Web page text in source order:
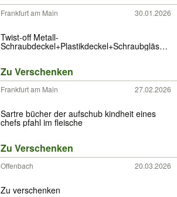
Frankfurt am Main 30.01.2026
Twist-off Metall-
Schraubdeckel+Plastikdeckel+Schraubgläser
Zu Verschenken
Frankfurt am Main 27.02.2026
Sartre bücher der aufschub kindheit eines
chefs pfahl im fleische
Zu Verschenken
Offenbach 20.03.2026
Zu verschenken